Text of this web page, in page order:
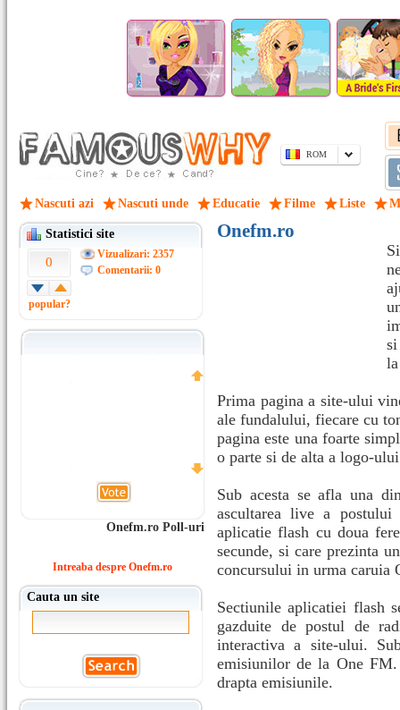
ROM
Nascuti azi Nascuti unde Educatie Filme Liste
Statistici site
0
popular?
Vizualizari: 2357
Comentarii: 0
Onefm.ro Poll-uri
Intreaba despre Onefm.ro
Cauta un site
Onefm.ro
Prima pagina a site-ului
ale fundalului, fiecare cu
pagina este una foarte
o parte si de alta a logo-
Sub acesta se afla una
ascultarea live a
aplicatie flash cu doua
secunde, si care prezinta
concursului in urma caruia
Sectiunile aplicatiei flash
gazduite de postul de
interactiva a site-ului.
emisiunilor de la One
drapta emisiunile.